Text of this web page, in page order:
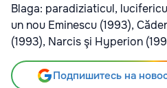
Blaga: paradiziaticul,
un nou Eminescu (1993),
(1993), Narcis şi Hyperion
Подпишитесь на